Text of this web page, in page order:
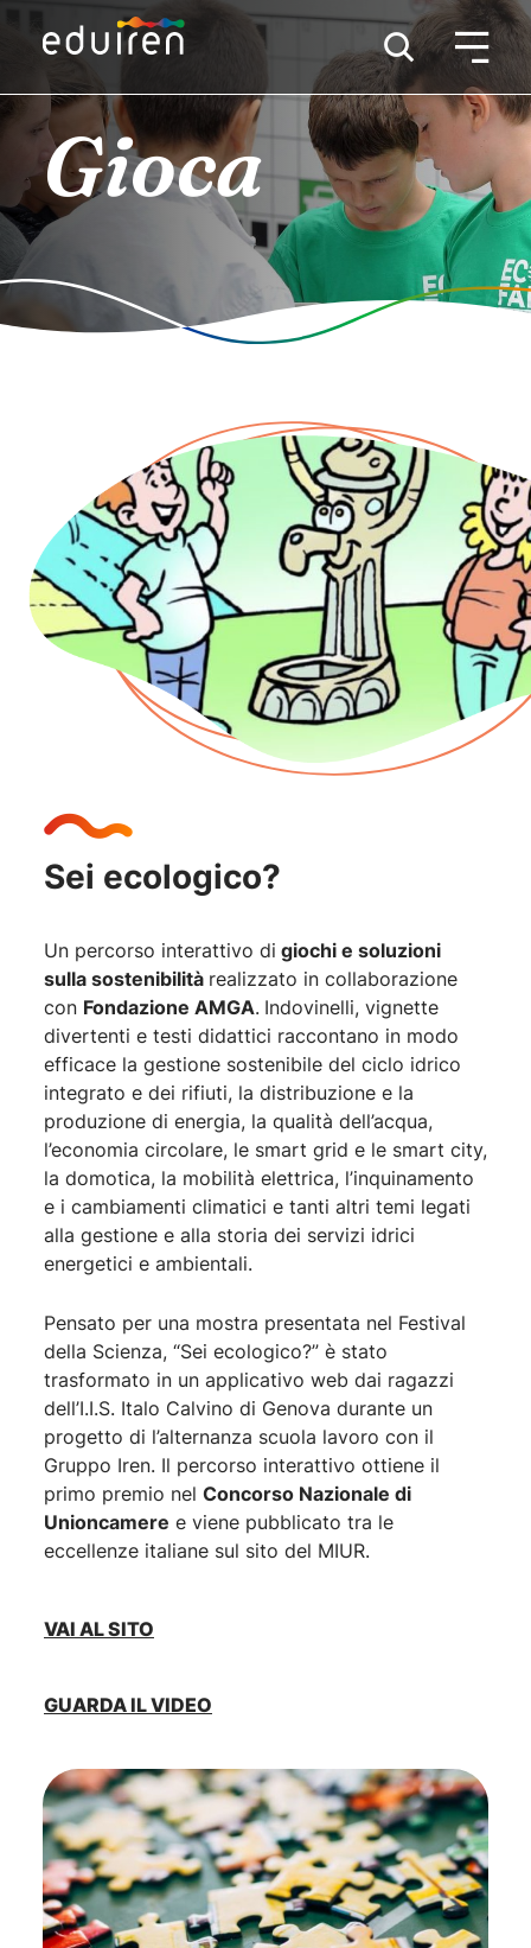
Gioca
Sei ecologico?
Un percorso interattivo di giochi e soluzioni
sulla sostenibilità realizzato in collaborazione
con Fondazione AMGA. Indovinelli, vignette
divertenti e testi didattici raccontano in modo
efficace la gestione sostenibile del ciclo idrico
integrato e dei rifiuti, la distribuzione e la
produzione di energia, la qualità dell’acqua,
l’economia circolare, le smart grid e le smart city,
la domotica, la mobilità elettrica, l’inquinamento
e i cambiamenti climatici e tanti altri temi legati
alla gestione e alla storia dei servizi idrici
energetici e ambientali.
Pensato per una mostra presentata nel Festival
della Scienza, “Sei ecologico?” è stato
trasformato in un applicativo web dai ragazzi
dell’I.I.S. Italo Calvino di Genova durante un
progetto di l’alternanza scuola lavoro con il
Gruppo Iren. Il percorso interattivo ottiene il
primo premio nel Concorso Nazionale di
Unioncamere e viene pubblicato tra le
eccellenze italiane sul sito del MIUR.
VAI AL SITO
GUARDA IL VIDEO